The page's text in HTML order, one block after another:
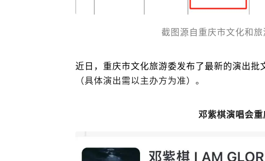
截图源自重庆市文化和
近日，重庆市文化旅游委发布了最新的演出批
（具体演出需以主办方为准）。
邓紫棋演唱会